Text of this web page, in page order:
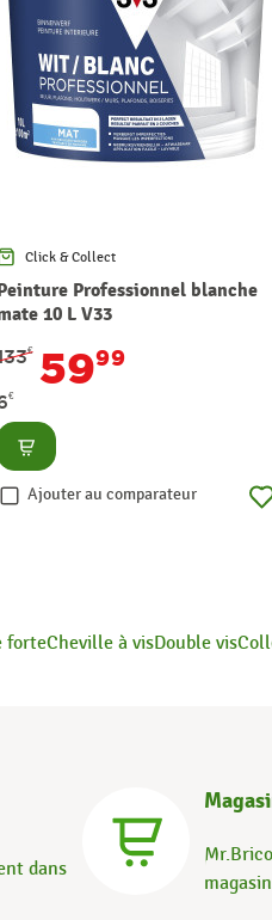
Click & Collect
Professionnel blanche
10 L V33
€ 5999
€
Consulter
Ajouter au comparateur
forteCheville à visDouble vis
dans